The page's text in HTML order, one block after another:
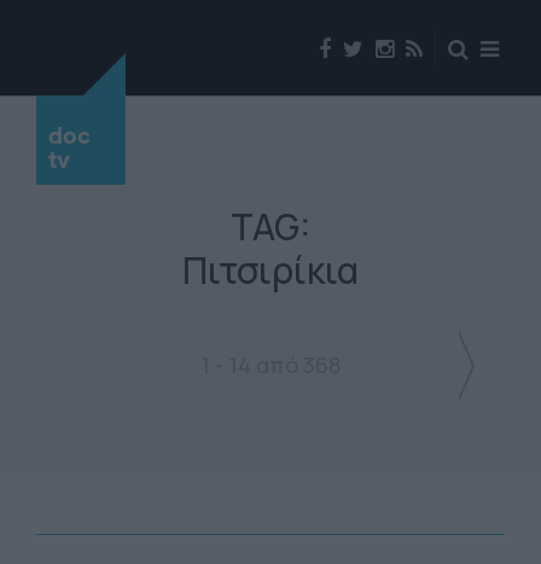
doc
tv
TAG:
Πιτσιρίκια